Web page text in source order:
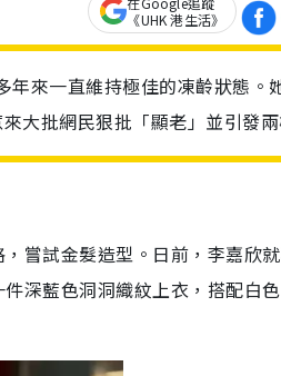
《UHK 港生活》
來一直維持極佳的凍齡狀態。
大批網民狠批「顯老」並引發兩
嘗試金髮造型。日前，李嘉欣
深藍色洞洞織紋上衣，搭配白